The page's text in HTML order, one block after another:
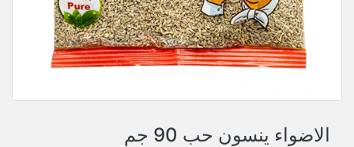
الاضواء ينسون حب 90 جم